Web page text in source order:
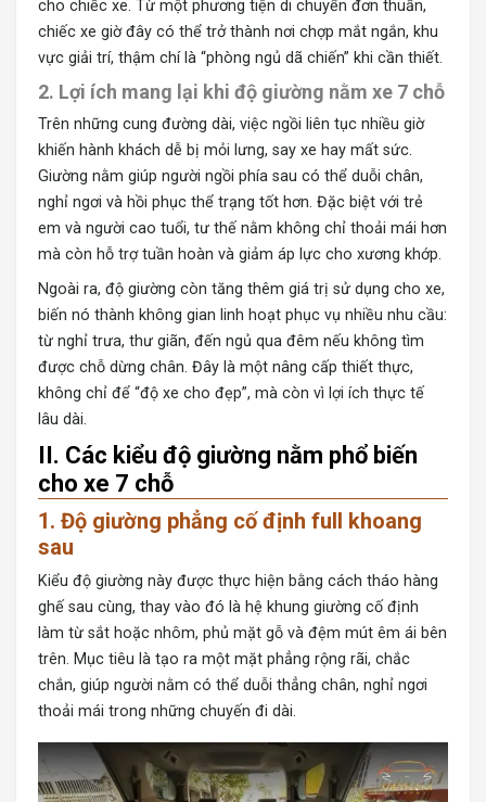
cho chiếc xe. Từ một phương tiện di chuyển đơn thuần,
chiếc xe giờ đây có thể trở thành nơi chợp mắt ngắn, khu
vực giải trí, thậm chí là “phòng ngủ dã chiến” khi cần thiết.
2. Lợi ích mang lại khi độ giường nằm xe 7 chỗ
Trên những cung đường dài, việc ngồi liên tục nhiều giờ
khiến hành khách dễ bị mỏi lưng, say xe hay mất sức.
Giường nằm giúp người ngồi phía sau có thể duỗi chân,
nghỉ ngơi và hồi phục thể trạng tốt hơn. Đặc biệt với trẻ
em và người cao tuổi, tư thế nằm không chỉ thoải mái hơn
mà còn hỗ trợ tuần hoàn và giảm áp lực cho xương khớp.
Ngoài ra, độ giường còn tăng thêm giá trị sử dụng cho xe,
biến nó thành không gian linh hoạt phục vụ nhiều nhu cầu:
từ nghỉ trưa, thư giãn, đến ngủ qua đêm nếu không tìm
được chỗ dừng chân. Đây là một nâng cấp thiết thực,
không chỉ để “độ xe cho đẹp”, mà còn vì lợi ích thực tế
lâu dài.
II. Các kiểu độ giường nằm phổ biến
cho xe 7 chỗ
1. Độ giường phẳng cố định full khoang
sau
Kiểu độ giường này được thực hiện bằng cách tháo hàng
ghế sau cùng, thay vào đó là hệ khung giường cố định
làm từ sắt hoặc nhôm, phủ mặt gỗ và đệm mút êm ái bên
trên. Mục tiêu là tạo ra một mặt phẳng rộng rãi, chắc
chắn, giúp người nằm có thể duỗi thẳng chân, nghỉ ngơi
thoải mái trong những chuyến đi dài.